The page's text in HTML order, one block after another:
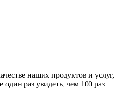
наших продуктов и услуг,
один раз увидеть, чем 100 раз